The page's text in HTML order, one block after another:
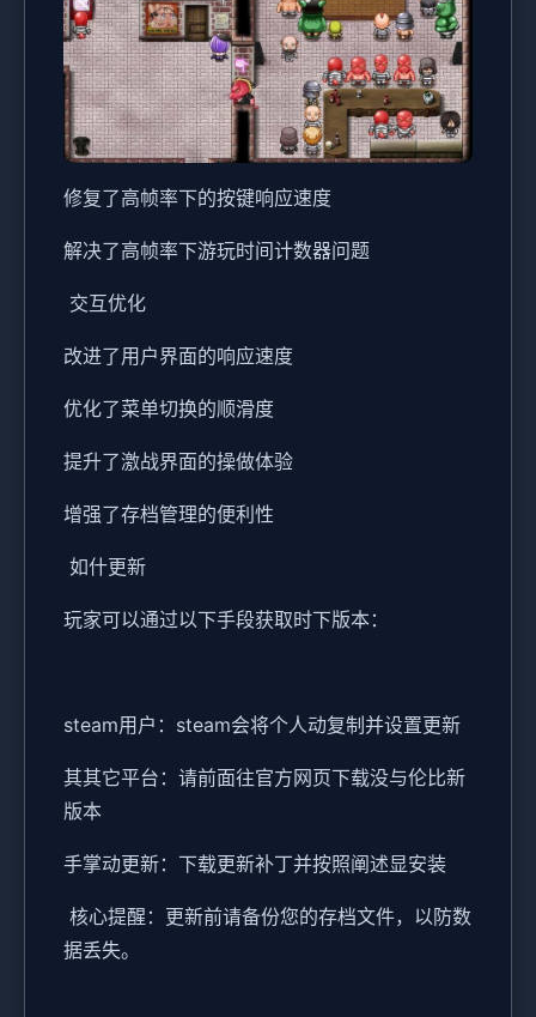
修复了高帧率下的按键响应速度
解决了高帧率下游玩时间计数器问题
交互优化
改进了用户界面的响应速度
优化了菜单切换的顺滑度
提升了激战界面的操做体验
增强了存档管理的便利性
如什更新
玩家可以通过以下手段获取时下版本：
steam用户：steam会将个人动复制并设置更新
其其它平台：请前面往官方网页下载没与伦比新
版本
手掌动更新：下载更新补丁并按照阐述显安装
核心提醒：更新前请备份您的存档文件，以防数
据丢失。